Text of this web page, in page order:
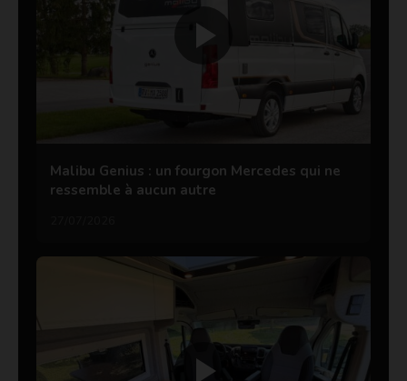
Malibu Genius : un fourgon Mercedes qui ne
ressemble à aucun autre